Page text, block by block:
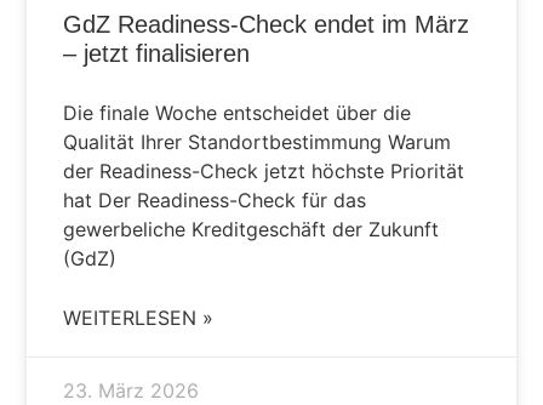
GdZ Readiness-Check endet im März
– jetzt finalisieren
Die finale Woche entscheidet über die
Qualität Ihrer Standortbestimmung Warum
der Readiness-Check jetzt höchste Priorität
hat Der Readiness-Check für das
gewerbeliche Kreditgeschäft der Zukunft
(GdZ)
WEITERLESEN »
23. März 2026